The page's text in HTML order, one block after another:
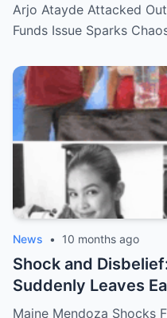
Explosive Incident
Arjo Atayde Attacked
Funds Issue Sparks
News • 10 months ago
Shock and
Suddenly Leaves
Dabarkads Grieve
Maine Mendoza Shocks